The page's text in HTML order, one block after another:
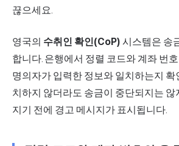
끊으세요.
영국의 수취인 확인(CoP) 시스템은 송
합니다. 은행에서 정렬 코드와 계좌 번
명의자가 입력한 정보와 일치하는지 확
치하지 않더라도 송금이 중단되지는 않
지기 전에 경고 메시지가 표시됩니다.